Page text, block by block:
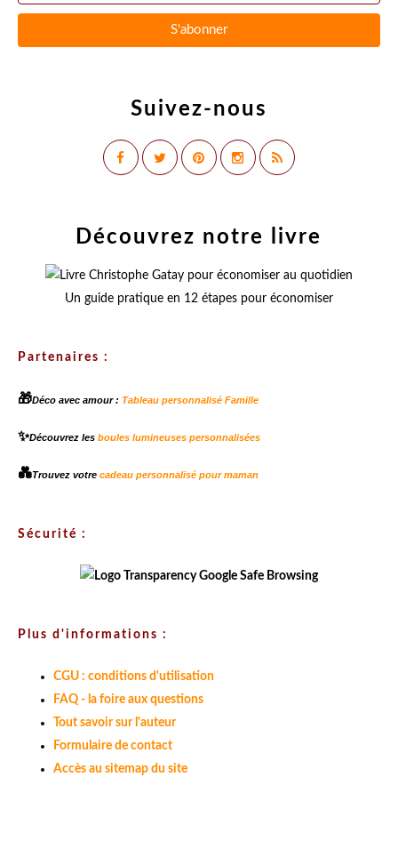
Suivez-nous
Découvrez notre livre
Un guide pratique en 12 étapes pour économiser
Partenaires :
🎁Déco avec amour : Tableau personnalisé Famille
✨Découvrez les boules lumineuses personnalisées
💑Trouvez votre cadeau personnalisé pour maman
Sécurité :
Plus d'informations :
CGU : conditions d'utilisation
FAQ - la foire aux questions
Tout savoir sur l'auteur
Formulaire de contact
Accès au sitemap du site